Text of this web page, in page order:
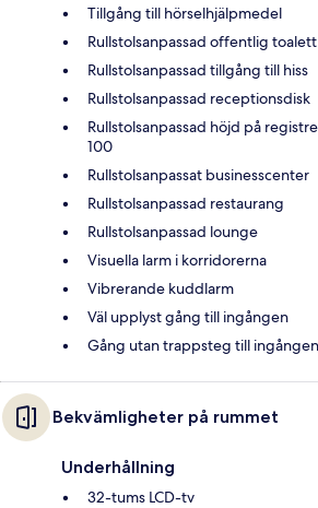
Tillgång till hörselhjälpmedel
Rullstolsanpassad offentlig toalett
Rullstolsanpassad tillgång till hiss
Rullstolsanpassad receptionsdisk
Rullstolsanpassad höjd på
100
Rullstolsanpassat businesscenter
Rullstolsanpassad restaurang
Rullstolsanpassad lounge
Visuella larm i korridorerna
Vibrerande kuddlarm
Väl upplyst gång till ingången
Gång utan trappsteg till ingången
Bekvämligheter på rummet
Underhållning
32-tums LCD-tv